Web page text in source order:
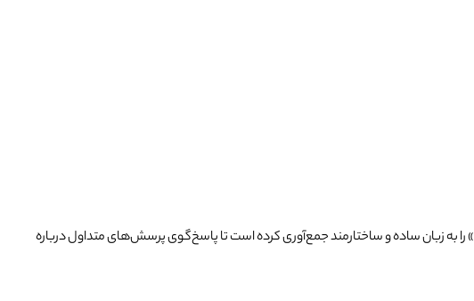
» را به زبان ساده و ساختارمند جمع‌آوری کرده است تا پاسخ‌گوی پرسش‌های متداول درباره